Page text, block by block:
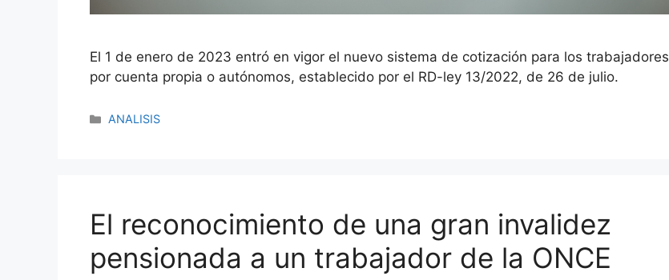
El 1 de enero de 2023 entró en vigor el nuevo sistema de cotización para los trabajadores
por cuenta propia o autónomos, establecido por el RD-ley 13/2022, de 26 de julio.
ANALISIS
El reconocimiento de una gran invalidez
pensionada a un trabajador de la ONCE